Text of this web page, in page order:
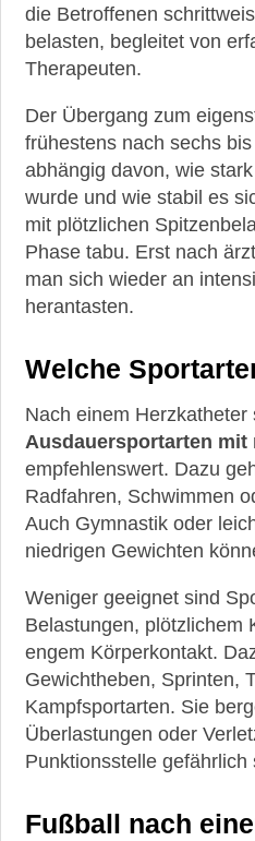
die Betroffenen
belasten, begleitet von
Therapeuten.
Der Übergang zum
frühestens nach sechs
abhängig davon, wie
wurde und wie stabil es
mit plötzlichen
Phase tabu. Erst nach
man sich wieder an
herantasten.
Welche
Nach einem Herzkatheter
Ausdauersportarten mit
empfehlenswert. Dazu
Radfahren, Schwimmen
Auch Gymnastik oder
niedrigen Gewichten
Weniger geeignet sind
Belastungen, plötzlichem
engem Körperkontakt.
Gewichtheben, Sprinten,
Kampfsportarten. Sie
Überlastungen oder
Punktionsstelle gefährlich
Fußball nach